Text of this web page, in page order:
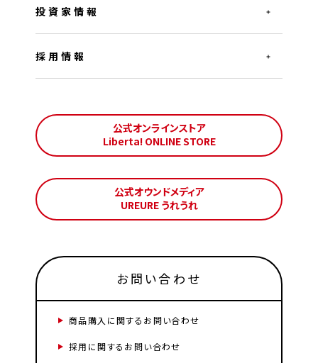
投資家情報
採用情報
公式オンラインストア
Liberta! ONLINE STORE
公式オウンドメディア
UREURE うれうれ
お問い合わせ
商品購入に関するお問い合わせ
採用に関するお問い合わせ